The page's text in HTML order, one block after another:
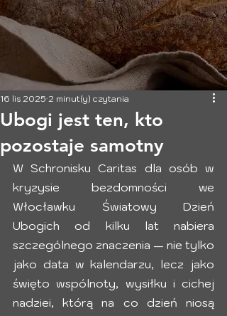
Ubogi jest ten, kto
pozostaje samotny
16 lis 2025 2 minut(y) czytania
W Schronisku Caritas dla osób w
kryzysie bezdomności we
Włocławku Światowy Dzień
Ubogich od kilku lat nabiera
szczególnego znaczenia — nie tylko
jako data w kalendarzu, lecz jako
święto wspólnoty, wysiłku i cichej
nadziei, którą na co dzień niosą